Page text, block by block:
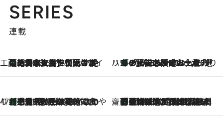
SERIES
連載
工藤まやのおもてなしハワイ
2026.8.6
【ハワイ土産】ローカルの絶大な支持で復活！ 絶品の幻クッキー《元ファンの日本人女性が受け継いだ名店》 ハワイ賢者 リサのお気に入りリスト2026.8.6
あの伝説の限定トートも！ リニューアルした「ディーン＆デルーカ ハワイ」で必須のお土産8選
47都道府県の手みやげ ひんやりスイーツで夏を満喫
2026.8.6
【三重県】この夏絶対食べたい 冷やしておいしいおやつ3選 お餅×アイスの新感覚スイーツ 齋藤 薫 美容脳ルネサンス
2026.8.6
「荷物が増えるほど旅ストレスは増す」美容ジャーナリストがたどり着いた最終結論。“化粧品を劇的に減らす”感動の凝縮美容とは